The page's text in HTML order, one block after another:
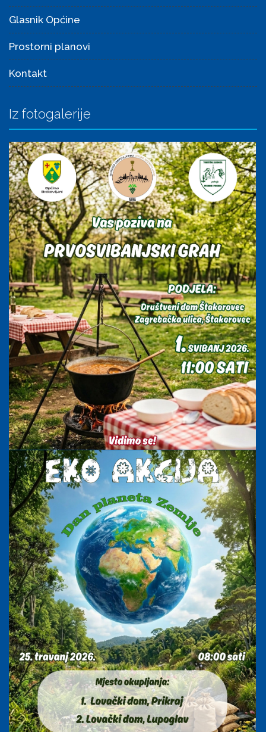
Glasnik Općine
Prostorni planovi
Kontakt
Iz fotogalerije